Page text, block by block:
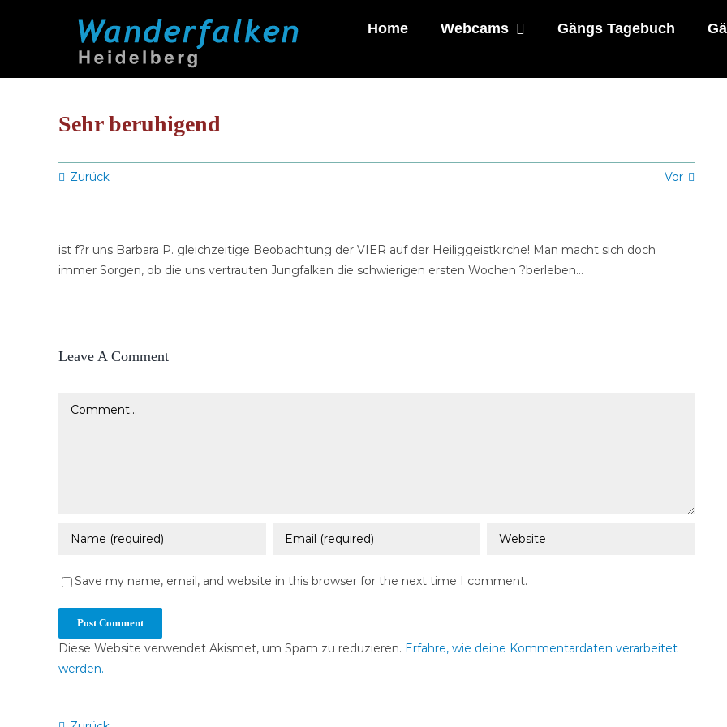
Home Webcams Gängs Tagebuch
Sehr beruhigend
Zurück Vor
ist f?r uns Barbara P. gleichzeitige Beobachtung der VIER auf der Heiliggeistkirche! Man macht sich doch
immer Sorgen, ob die uns vertrauten Jungfalken die schwierigen ersten Wochen ?berleben…
Leave A Comment
Comment
Save my name, email, and website in this browser for the next time I comment.
Diese Website verwendet Akismet, um Spam zu reduzieren. Erfahre, wie deine Kommentardaten verarbeitet
werden.